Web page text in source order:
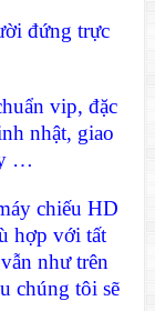
đứng trực
vip, đặc
nhật, giao
…
chiếu HD
hợp với tất
như trên
chúng tôi sẽ